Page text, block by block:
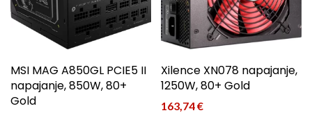
MSI MAG A850GL PCIE5 II
napajanje, 850W, 80+
Gold
Xilence XN078 napajanje,
1250W, 80+ Gold
163,74€